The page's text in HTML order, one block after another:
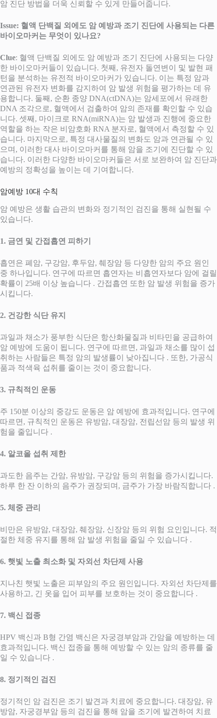
암 진단 방법을 더욱 신뢰할 수 있게 만들어줍니다.
Issue: 혈액 단백질 외에도 암 예방과 조기 진단에 사용되는 다른
바이오마커는 무엇이 있나요?
Clue: 혈액 단백질 외에도 암 예방과 조기 진단에 사용되는 다양
한 바이오마커들이 있습니다. 첫째, 유전자 돌연변이 및 발현 패
턴을 분석하는 유전적 바이오마커가 있습니다. 이는 특정 암과
연관된 유전자 변화를 감지하여 암 발생 위험을 평가하는 데 유
용합니다. 둘째, 순환 종양 DNA(ctDNA)는 암세포에서 유래한
DNA 조각으로, 혈액에서 검출하여 암의 존재를 확인할 수 있습
니다. 셋째, 마이크로 RNA(miRNA)는 암 발생과 진행에 중요한
역할을 하는 작은 비암호화 RNA 분자로, 혈액에서 측정할 수 있
습니다. 마지막으로, 특정 대사물질의 변화도 암과 연관될 수 있
으며, 이러한 대사 바이오마커를 통해 암을 조기에 진단할 수 있
습니다. 이러한 다양한 바이오마커들은 서로 보완하여 암 진단과
예방의 정확성을 높이는 데 기여합니다.
암예방 10대 수칙
암 예방은 생활 습관의 변화와 정기적인 검진을 통해 실현될 수
있습니다.
1. 금연 및 간접흡연 피하기
흡연은 폐암, 구강암, 후두암, 췌장암 등 다양한 암의 주요 원인
중 하나입니다. 연구에 따르면 흡연자는 비흡연자보다 암에 걸릴
확률이 25배 이상 높습니다 . 간접흡연 또한 암 발생 위험을 증가
시킵니다.
2. 건강한 식단 유지
과일과 채소가 풍부한 식단은 항산화물질과 비타민을 공급하여
암 예방에 도움이 됩니다. 연구에 따르면, 과일과 채소를 많이 섭
취하는 사람들은 특정 암의 발생률이 낮아집니다 . 또한, 가공식
품과 적색육 섭취를 줄이는 것이 중요합니다.
3. 규칙적인 운동
주 150분 이상의 중강도 운동은 암 예방에 효과적입니다. 연구에
따르면, 규칙적인 운동은 유방암, 대장암, 전립선암 등의 발생 위
험을 줄입니다 .
4. 알코올 섭취 제한
과도한 음주는 간암, 유방암, 구강암 등의 위험을 증가시킵니다.
하루 한 잔 이하의 음주가 권장되며, 금주가 가장 바람직합니다 .
5. 체중 관리
비만은 유방암, 대장암, 췌장암, 신장암 등의 위험 요인입니다. 적
절한 체중 유지를 통해 암 발생 위험을 줄일 수 있습니다 .
6. 햇빛 노출 최소화 및 자외선 차단제 사용
지나친 햇빛 노출은 피부암의 주요 원인입니다. 자외선 차단제를
사용하고, 긴 옷을 입어 피부를 보호하는 것이 중요합니다 .
7. 백신 접종
HPV 백신과 B형 간염 백신은 자궁경부암과 간암을 예방하는 데
효과적입니다. 백신 접종을 통해 예방할 수 있는 암의 종류를 줄
일 수 있습니다 .
8. 정기적인 검진
정기적인 암 검진은 조기 발견과 치료에 중요합니다. 대장암, 유
방암, 자궁경부암 등의 검진을 통해 암을 조기에 발견하여 치료